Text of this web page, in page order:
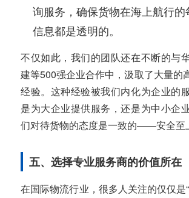
询服务，确保货物在海上航行的
信息都是透明的。
不仅如此，我们的团队还在不断的与
建等500强企业合作中，汲取了大量的
经验。这种经验被我们内化为企业的
是为大企业提供服务，还是为中小企
们对待货物的态度是一致的——安全至
五、选择专业服务商的价值所在
在国际物流行业，很多人关注的仅仅是